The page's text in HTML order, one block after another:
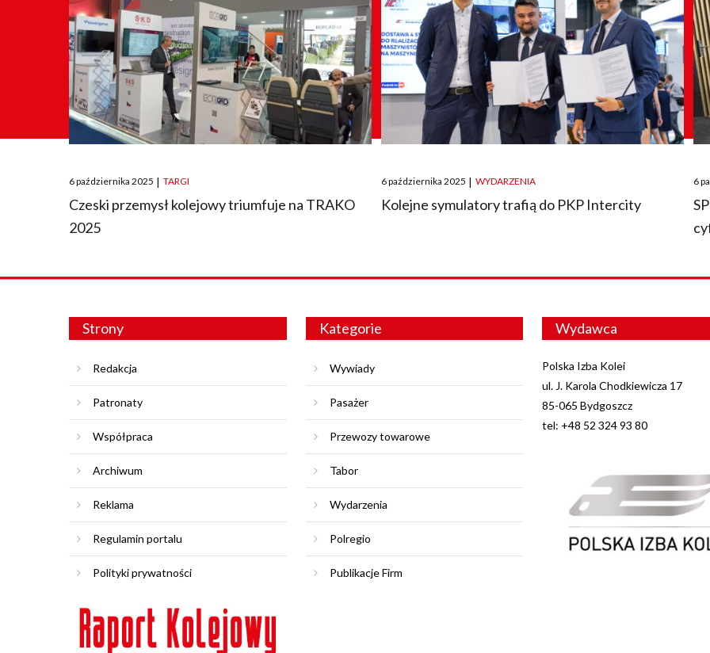
Posted
on
6 października 2025 | TARGI
Czeski przemysł kolejowy triumfuje na TRAKO
2025
Posted
on
6 października 2025 | WYDARZENIA
Kolejne symulatory trafią do PKP Intercity
on
6
Strony
Redakcja
Patronaty
Współpraca
Archiwum
Reklama
Regulamin portalu
Polityki prywatności
Kategorie
Wywiady
Pasażer
Przewozy towarowe
Tabor
Wydarzenia
Polregio
Publikacje Firm
Wydawca
Polska Izba Kolei
ul. J. Karola Chodkiewicza 17
85-065 Bydgoszcz
tel: +48 52 324 93 80